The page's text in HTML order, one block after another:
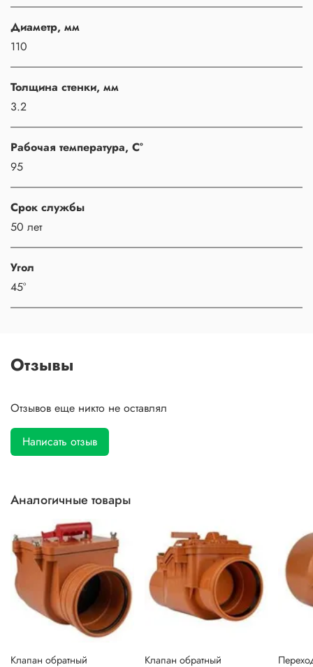
Диаметр, мм
110
Толщина стенки, мм
3.2
Рабочая температура, С°
95
Срок службы
50 лет
Угол
45°
Отзывы
Отзывов еще никто не оставлял
Написать отзыв
Аналогичные товары
Клапан обратный
Клапан обратный